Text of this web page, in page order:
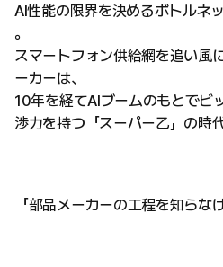
AI性能の限界を決めるボトルネ
。
スマートフォン供給網を追い風
ーカーは、
10年を経てAIブームのもとでビ
渉力を持つ「スーパー乙」の時
「部品メーカーの工程を知らな